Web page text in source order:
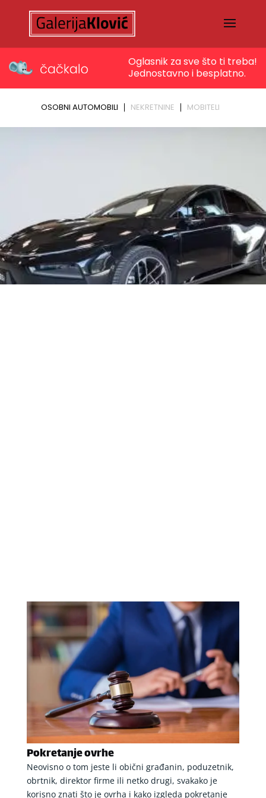
Pokretanje ovrhe
Neovisno o tom jeste li obični građanin, poduzetnik,
obrtnik, direktor firme ili netko drugi, svakako je
korisno znati što je ovrha i kako izgleda pokretanje